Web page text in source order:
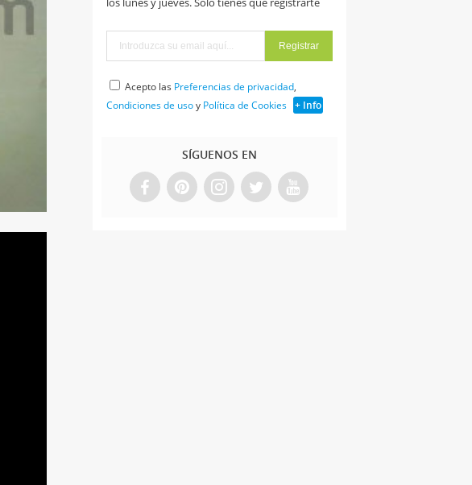
Acepto las Preferencias de privacidad,
Condiciones de usoy Política de Cookies + Info
SÍGUENOS EN